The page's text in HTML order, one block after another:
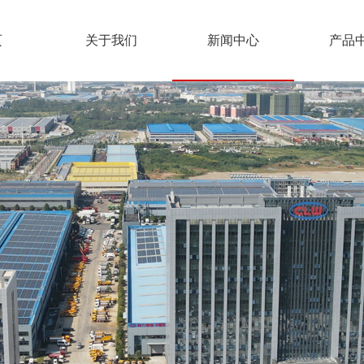
关于我们 新闻中心 产品